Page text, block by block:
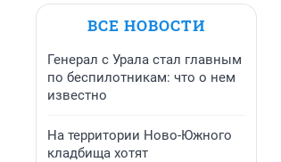
ВСЕ НОВОСТИ
Генерал с Урала стал главным
по беспилотникам: что о нем
известно
На территории Ново-Южного
кладбища хотят